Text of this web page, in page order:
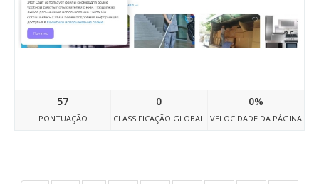
57
PONTUAÇÃO
0
CLASSIFICAÇÃO GLOBAL
0%
VELOCIDADE DA PÁGINA